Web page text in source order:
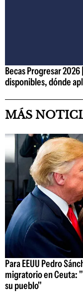
Becas Progresar
disponibles, dónde
MÁS
Para EEUU Pedro
migratorio en Ceuta:
su pueblo"